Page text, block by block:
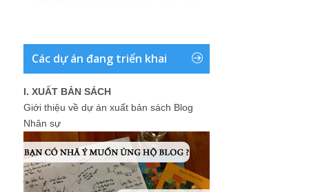
Các dự án đang triển khai
I. XUẤT BẢN SÁCH
Giới thiệu về dự án xuất bản sách Blog
Nhân sự